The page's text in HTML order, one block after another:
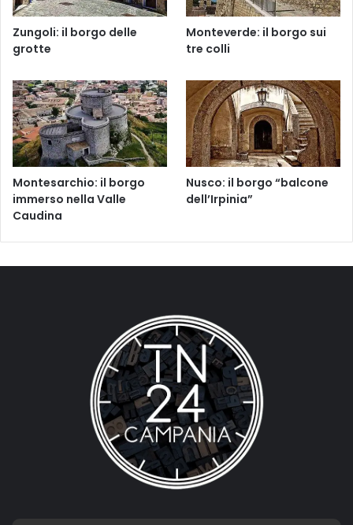
Zungoli: il borgo delle
grotte
Monteverde: il borgo sui
tre colli
Montesarchio: il borgo
immerso nella Valle
Caudina
Nusco: il borgo “balcone
dell’Irpinia”